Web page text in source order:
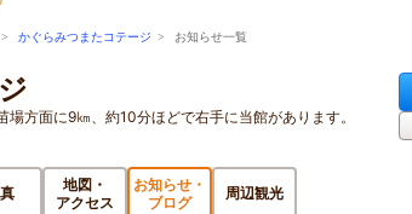
> かぐらみつまたコテージ > お知らせ一覧
方面に9㎞、約10分ほどで右手に当館があります。
地図・
アクセス
お知らせ・
ブログ
周辺観光